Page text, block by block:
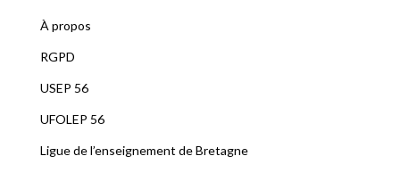
À propos
RGPD
USEP 56
UFOLEP 56
Ligue de l’enseignement de Bretagne